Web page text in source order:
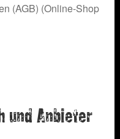
(AGB) (Online-Shop
und Anbieter